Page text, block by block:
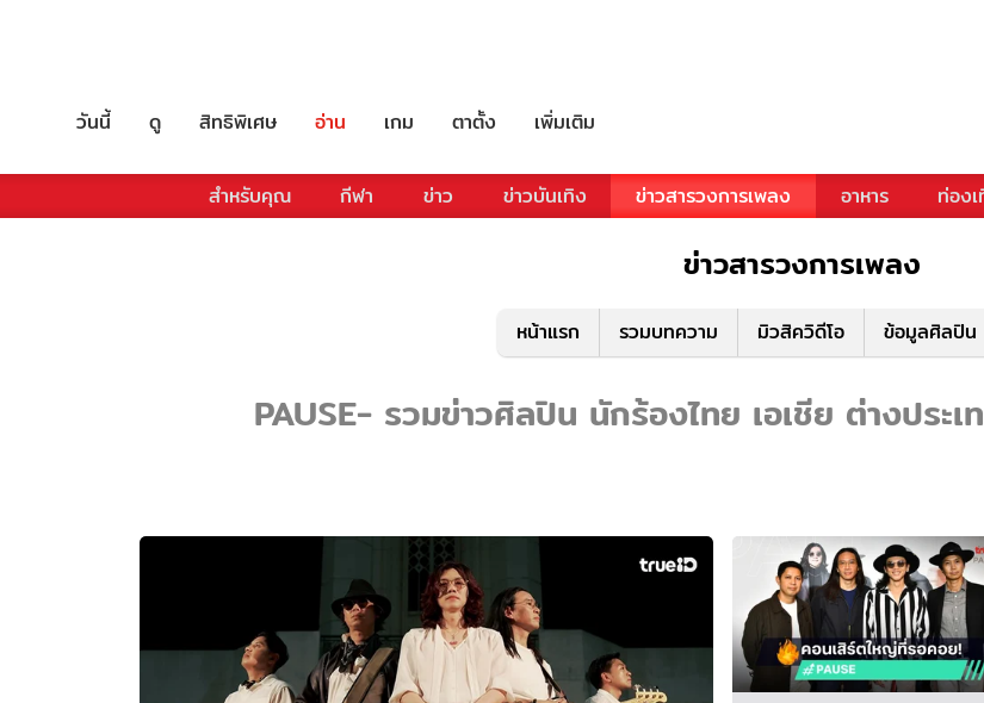
วันนี้ ดู สิทธิพิเศษ อ่าน เกม ตาตั้ง เพิ่มเติม
สำหรับคุณ กีฬา ข่าว ข่าวบันเทิง ข่าวสารวงการเพลง อาหาร ท่อง
ข่าวสารวงการเพลง
หน้าแรก รวมบทความ มิวสิควิดีโอ ข้อมูลศิลปิน
PAUSE- รวมข่าวศิลปิน นักร้องไทย เอเชีย ต่างประ